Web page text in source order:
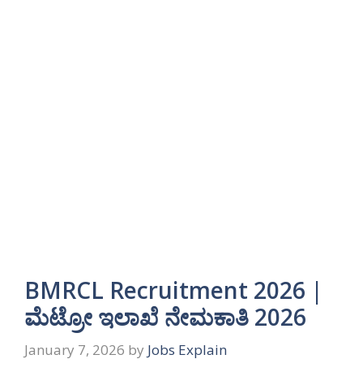
BMRCL Recruitment 2026 |
ಮೆಟ್ರೋ ಇಲಾಖೆ ನೇಮಕಾತಿ 2026
January 7, 2026 by Jobs Explain